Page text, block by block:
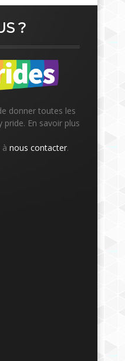
?
donner toutes les
En savoir plus
à nous contacter.